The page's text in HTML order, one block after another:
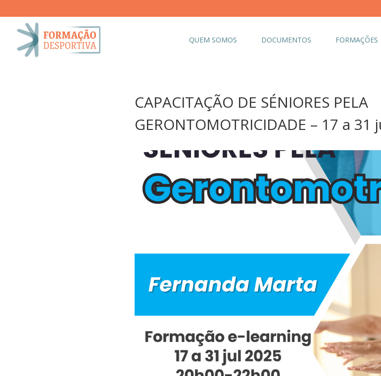
QUEM SOMOS DOCUMENTOS FORMAÇÕES
CAPACITAÇÃO DE SÉNIORES PELA
GERONTOMOTRICIDADE – 17 a 31